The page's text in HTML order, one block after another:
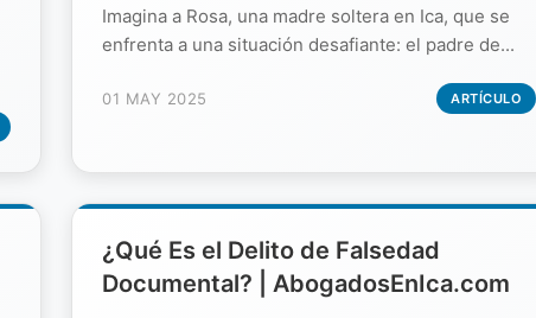
Imagina a Rosa, una madre soltera en Ica, que se
enfrenta a una situación desafiante: el padre de...
01 MAY 2025 ARTÍCULO
¿Qué Es el Delito de Falsedad
Documental? | AbogadosEnIca.com